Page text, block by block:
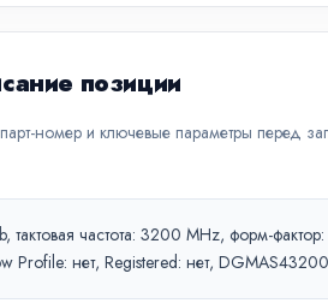
позиции
номер и ключевые параметры перед
частота: 3200 MHz, форм-
Profile: нет, Registered: нет,